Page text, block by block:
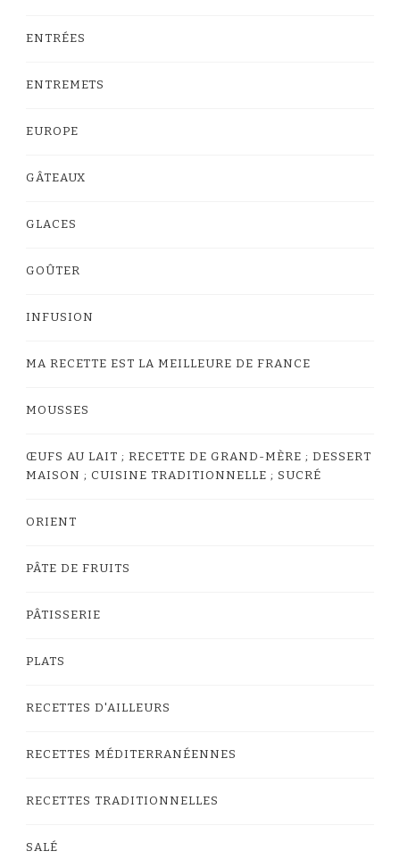
ENTRÉES
ENTREMETS
EUROPE
GÂTEAUX
GLACES
GOÛTER
INFUSION
MA RECETTE EST LA MEILLEURE DE FRANCE
MOUSSES
ŒUFS AU LAIT ; RECETTE DE GRAND-MÈRE ; DESSERT
MAISON ; CUISINE TRADITIONNELLE ; SUCRÉ
ORIENT
PÂTE DE FRUITS
PÂTISSERIE
PLATS
RECETTES D'AILLEURS
RECETTES MÉDITERRANÉENNES
RECETTES TRADITIONNELLES
SALÉ